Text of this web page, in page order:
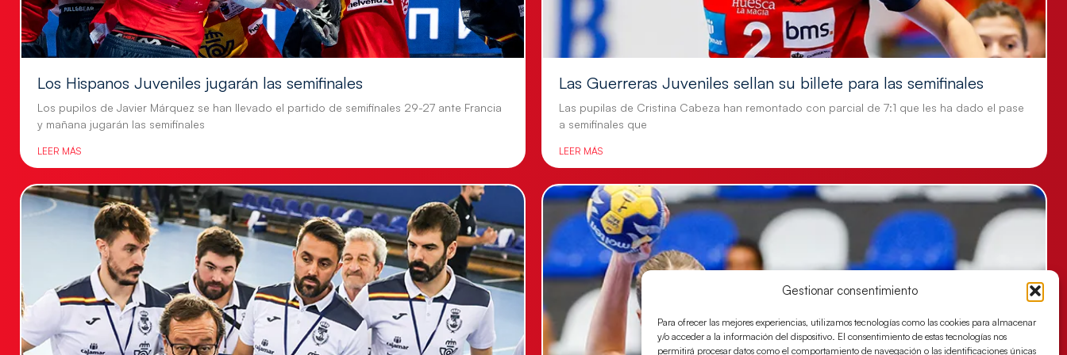
Gestionar consentimiento
Para ofrecer las mejores experiencias, utilizamos tecnologías como las cookies para almacenar
y/o acceder a la información del dispositivo. El consentimiento de estas tecnologías nos
permitirá procesar datos como el comportamiento de navegación o las identificaciones únicas
Los Hispanos Juveniles jugarán las semifinales
Los pupilos de Javier Márquez se han llevado el partido de semifinales 29-27 ante Francia
y mañana jugarán las semifinales
LEER MÁS
Las Guerreras Juveniles sellan su billete para las semifinales
Las pupilas de Cristina Cabeza han remontado con parcial de 7:1 que les ha dado el pase
a semifinales que
LEER MÁS